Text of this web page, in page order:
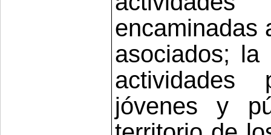
encaminadas
asociados; la
actividades
jóvenes y